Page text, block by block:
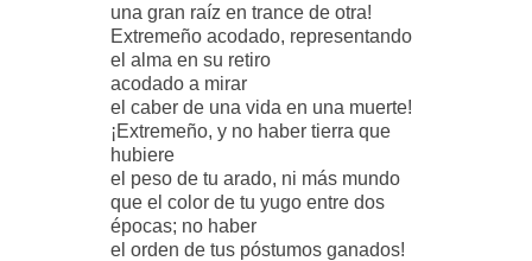
una gran raíz en trance de otra!
Extremeño acodado, representando
el alma en su retiro
acodado a mirar
el caber de una vida en una muerte!
¡Extremeño, y no haber tierra que
hubiere
el peso de tu arado, ni más mundo
que el color de tu yugo entre dos
épocas; no haber
el orden de tus póstumos ganados!